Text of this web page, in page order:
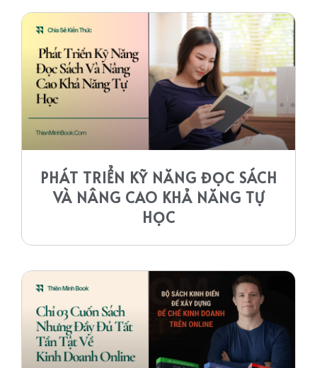
PHÁT TRIỂN KỸ NĂNG ĐỌC SÁCH
VÀ NÂNG CAO KHẢ NĂNG TỰ
HỌC